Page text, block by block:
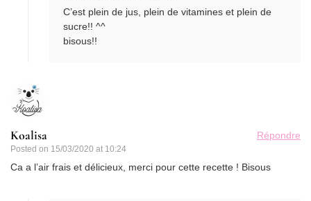
C’est plein de jus, plein de vitamines et plein de
sucre!! ^^
bisous!!
Koalisa
Posted on 15/03/2020 at 10:24
Répondre
Ca a l’air frais et délicieux, merci pour cette recette ! Bisous